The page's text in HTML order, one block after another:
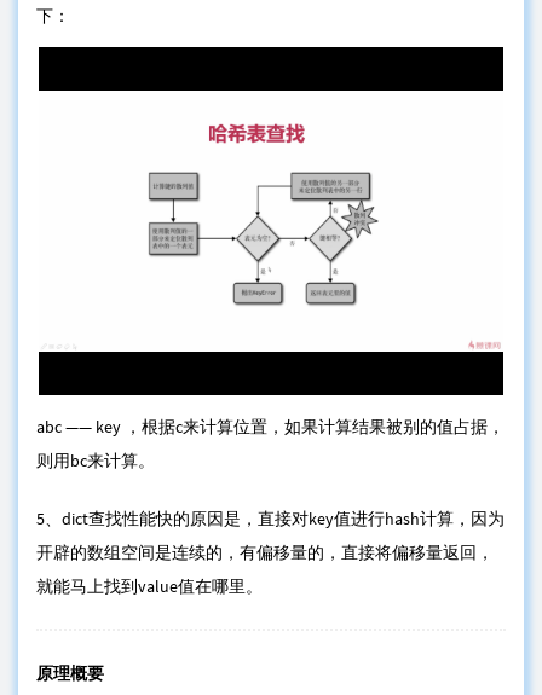
下：
abc —— key ，根据c来计算位置，如果计算结果被别的值占据，
则用bc来计算。
5、dict查找性能快的原因是，直接对key值进行hash计算，因为
开辟的数组空间是连续的，有偏移量的，直接将偏移量返回，
就能马上找到value值在哪里。
原理概要